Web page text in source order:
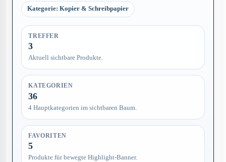
Kategorie: Kopier & Schreibpapier
TREFFER
3
Aktuell sichtbare Produkte.
KATEGORIEN
36
4 Hauptkategorien im sichtbaren Baum.
FAVORITEN
5
Produkte für bewegte Highlight-Banner.